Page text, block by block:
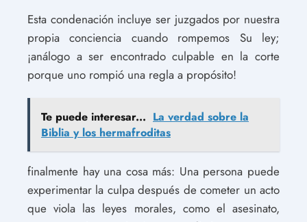
Esta condenación incluye ser juzgados por nuestra
propia conciencia cuando rompemos Su ley;
¡análogo a ser encontrado culpable en la corte
porque uno rompió una regla a propósito!
Te puede interesar... La verdad sobre la
Biblia y los hermafroditas
finalmente hay una cosa más: Una persona puede
experimentar la culpa después de cometer un acto
que viola las leyes morales, como el asesinato,